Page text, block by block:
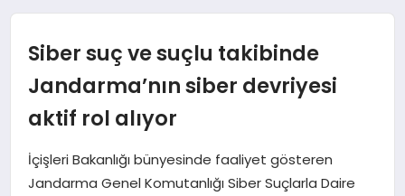
EKONOMI
MAGAZIN
Siber suç ve suçlu takibinde
Jandarma’nın siber devriyesi
aktif rol alıyor
İçişleri Bakanlığı bünyesinde faaliyet gösteren
Jandarma Genel Komutanlığı Siber Suçlarla Daire